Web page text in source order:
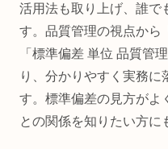
活用法も取り上げ、誰で
す。品質管理の視点から
「標準偏差 単位 品質管
り、分かりやすく実務に
す。標準偏差の見方がよ
との関係を知りたい方に